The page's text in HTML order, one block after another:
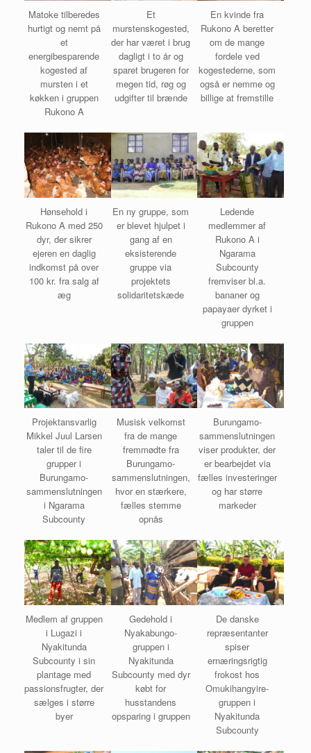
Matoke tilberedes
hurtigt og nemt på
et
energibesparende
kogested af
mursten i et
køkken i gruppen
Rukono A
Et
murstenskogested,
der har været i brug
dagligt i to år og
sparet brugeren for
megen tid, røg og
udgifter til brænde
En kvinde fra
Rukono A beretter
om de mange
fordele ved
kogestederne, som
også er nemme og
billige at fremstille
Hønsehold i
Rukono A med 250
dyr, der sikrer
ejeren en daglig
indkomst på over
100 kr. fra salg af
æg
En ny gruppe, som
er blevet hjulpet i
gang af en
eksisterende
gruppe via
projektets
solidaritetskæde
Ledende
medlemmer af
Rukono A i
Ngarama
Subcounty
fremviser bl.a.
bananer og
papayaer dyrket i
gruppen
Projektansvarlig
Mikkel Juul Larsen
taler til de fire
grupper i
Burungamo-
sammenslutningen
i Ngarama
Subcounty
Musisk velkomst
fra de mange
fremmødte fra
Burungamo-
sammenslutningen,
hvor en stærkere,
fælles stemme
opnås
Burungamo-
sammenslutningen
viser produkter, der
er bearbejdet via
fælles investeringer
og har større
markeder
Medlem af gruppen
i Lugazi i
Nyakitunda
Subcounty i sin
plantage med
passionsfrugter, der
sælges i større
byer
Gedehold i
Nyakabungo-
gruppen i
Nyakitunda
Subcounty med dyr
købt for
husstandens
opsparing i gruppen
De danske
repræsentanter
spiser
ernæringsrigtig
frokost hos
Omukihangyire-
gruppen i
Nyakitunda
Subcounty